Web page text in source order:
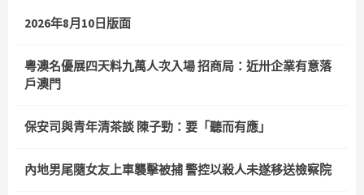
2026年8月10日版面
粵澳名優展四天料九萬人次入場 招商局：近卅企業有意落
戶澳門
保安司與青年清茶談 陳子勁：要「聽而有應」
內地男尾隨女友上車襲擊被捕 警控以殺人未遂移送檢察院